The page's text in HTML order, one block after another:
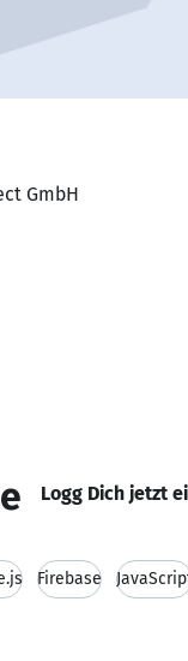
GmbH
Logg Dich jetzt
Firebase